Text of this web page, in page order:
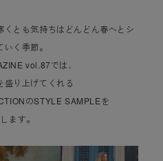
とも気持ちはどんどん春へとシ
いく季節。
vol.87では、
盛り上げてくれる
のSTYLE SAMPLEを
ます。